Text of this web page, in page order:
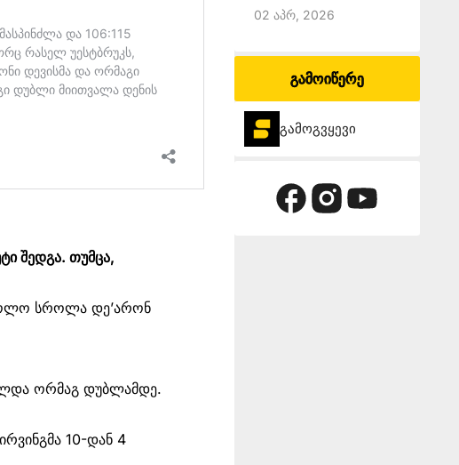
შედგა. თუმცა,
სროლა დე’არონ
ორმაგ დუბლამდე.
10-დან 4
02 Აპრ, 2026
გამოიწერე
გამოგვყევი